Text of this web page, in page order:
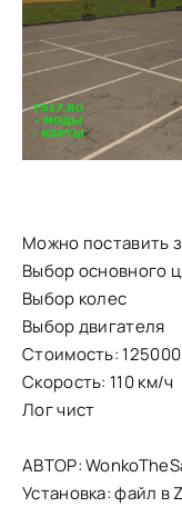
Можно поставить
Выбор основного
Выбор колес
Выбор двигателя
Стоимость: 125000
Скорость: 110 км/ч
Лог чист
АВТОР:
Установка: файл в